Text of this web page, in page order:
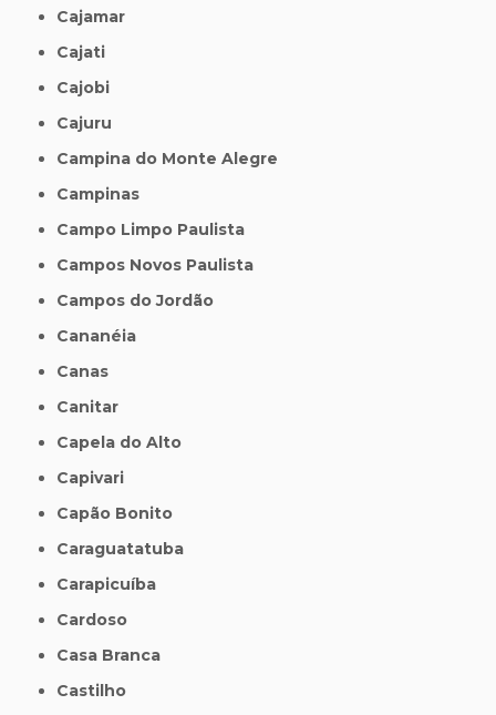
Cajamar
Cajati
Cajobi
Cajuru
Campina do Monte Alegre
Campinas
Campo Limpo Paulista
Campos Novos Paulista
Campos do Jordão
Cananéia
Canas
Canitar
Capela do Alto
Capivari
Capão Bonito
Caraguatatuba
Carapicuíba
Cardoso
Casa Branca
Castilho